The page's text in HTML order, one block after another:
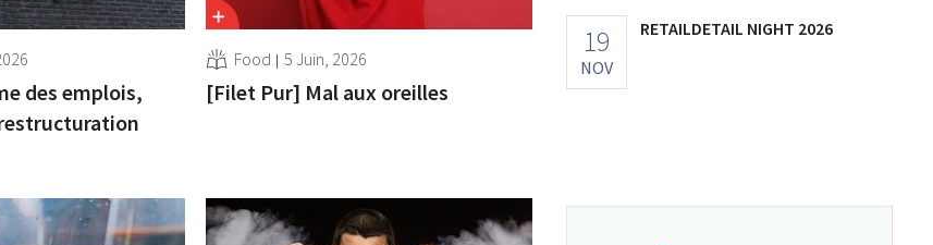
des emplois,
Food 5 Juin, 2026
[Filet Pur] Mal aux oreilles
19
NOV
RETAILDETAIL NIGHT 2026